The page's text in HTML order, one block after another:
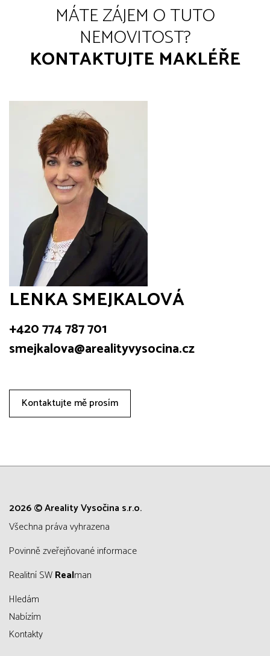
MÁTE ZÁJEM O TUTO
NEMOVITOST?
KONTAKTUJTE MAKLÉŘE
LENKA SMEJKALOVÁ
+420 774 787 701
smejkalova@arealityvysocina.cz
Kontaktujte mě prosím
2026 © Areality Vysočina s.r.o.
všechna práva vyhrazena
Povinně zveřejňované informace
Realitní SWRealman
Hledám
Nabízím
Kontakty